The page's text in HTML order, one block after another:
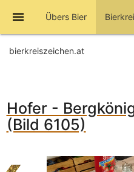
menu Übers Bier
bierkreiszeichen.at
Hofer -
(Bild 6105)